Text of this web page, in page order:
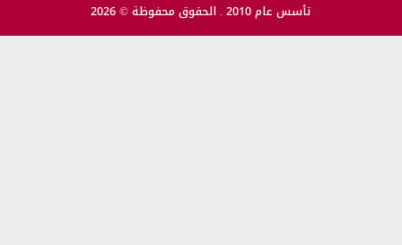
تأسس عام 2010 . الحقوق محفوظة © 2026